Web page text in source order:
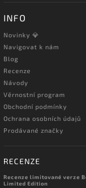
INFO
Novinky 💎
Navigovat k nám
Blog
Recenze
Návody
Věrnostní program
Obchodní podmínky
Ochrana osobních údajů
Prodávané značky
RECENZE
Recenze limitované verze
Limited Edition